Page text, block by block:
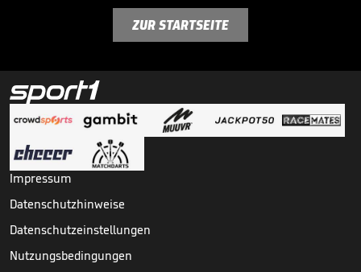
ZUR STARTSEITE
Impressum
Datenschutzhinweise
Datenschutzeinstellungen
Nutzungsbedingungen